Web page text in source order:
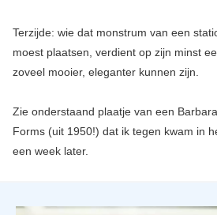
Terzijde: wie dat monstrum van een
moest plaatsen, verdient op zijn minst
zoveel mooier, eleganter kunnen zijn.
Zie onderstaand plaatje van een
Forms (uit 1950!) dat ik tegen kwam in
een week later.